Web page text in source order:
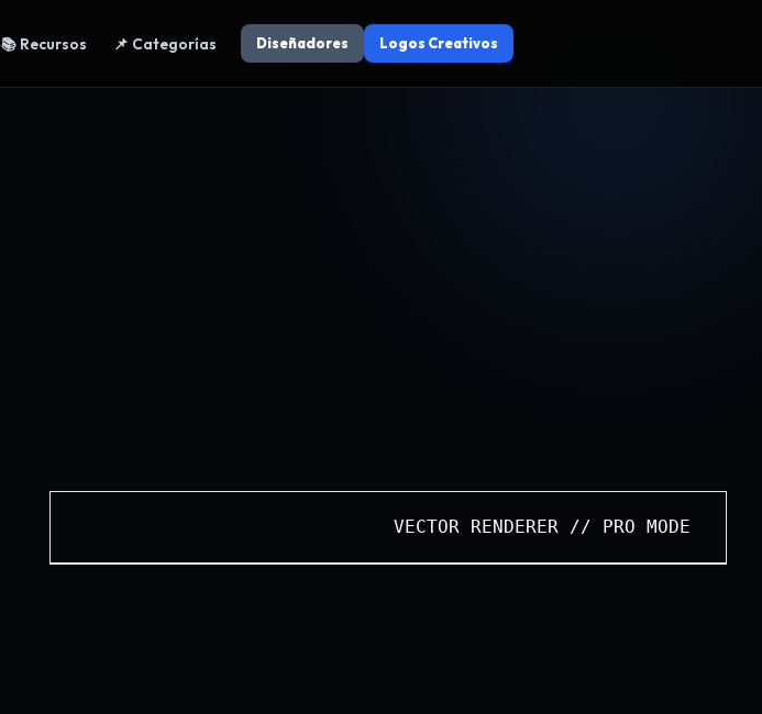
📚 Recursos 📌 Categorías Diseñadores Logos Creativos
VECTOR RENDERER // PRO MODE
Vectorizando PNG a SVG Pro...